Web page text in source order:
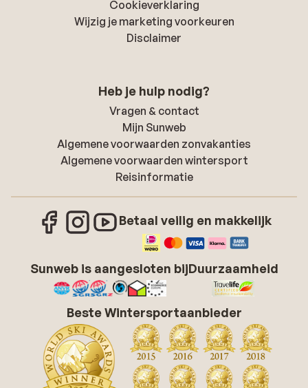
Cookieverklaring
Wijzig je marketing voorkeuren
Disclaimer
Heb je hulp nodig?
Vragen & contact
Mijn Sunweb
Algemene voorwaarden zonvakanties
Algemene voorwaarden wintersport
Reisinformatie
Betaal veilig en makkelijk
Sunweb is aangesloten bijDuurzaamheid
Beste Wintersportaanbieder